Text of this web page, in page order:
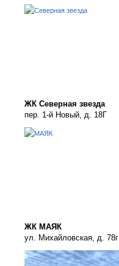
ЖК Северная звезда
пер. 1-й Новый, д. 18Г
ЖК МАЯК
ул. Михайловская, д. 78г